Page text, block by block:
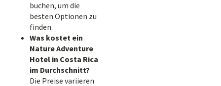
buchen, um die
besten Optionen zu
finden.
Was kostet ein
Nature Adventure
Hotel in Costa Rica
im Durchschnitt?
Die Preise variieren